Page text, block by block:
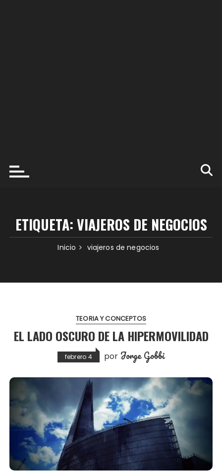
ETIQUETA:VIAJEROS DE NEGOCIOS
Inicio viajeros de negocios
TEORIA Y CONCEPTOS
EL LADO OSCURO DE LA HIPERMOVILIDAD
febrero 4 por Jorge Gobbi